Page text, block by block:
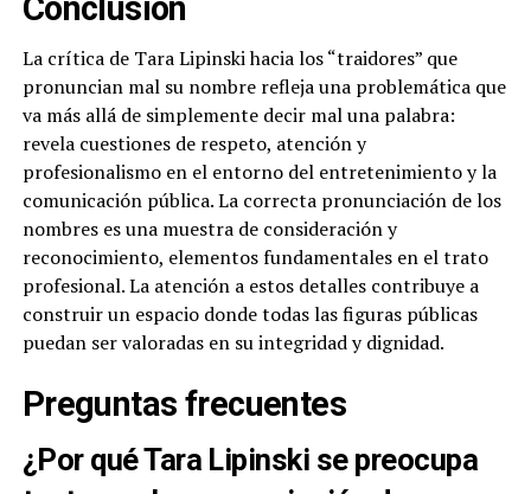
Conclusión
La crítica de Tara Lipinski hacia los “traidores” que
pronuncian mal su nombre refleja una problemática que
va más allá de simplemente decir mal una palabra:
revela cuestiones de respeto, atención y
profesionalismo en el entorno del entretenimiento y la
comunicación pública. La correcta pronunciación de los
nombres es una muestra de consideración y
reconocimiento, elementos fundamentales en el trato
profesional. La atención a estos detalles contribuye a
construir un espacio donde todas las figuras públicas
puedan ser valoradas en su integridad y dignidad.
Preguntas frecuentes
¿Por qué Tara Lipinski se preocupa